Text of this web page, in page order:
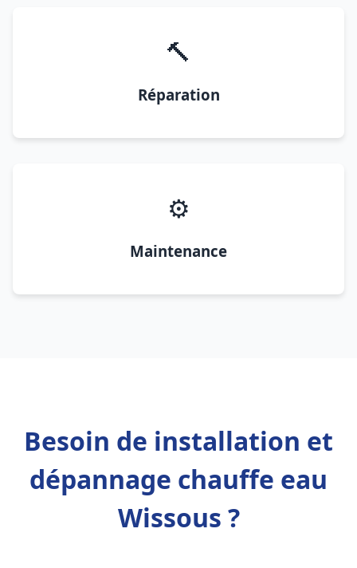
🔨
Réparation
⚙️
Maintenance
Besoin de installation et
dépannage chauffe eau
Wissous ?